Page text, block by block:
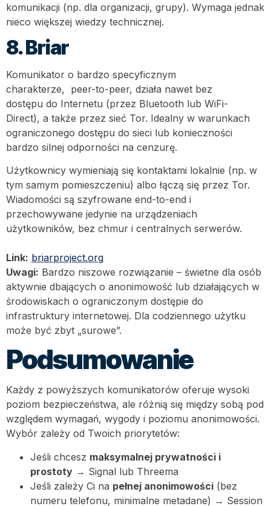
komunikacji (np. dla organizacji, grupy). Wymaga jednak
nieco większej wiedzy technicznej.
8. Briar
Komunikator o bardzo specyficznym
charakterze, peer-to-peer, działa nawet bez
dostępu do Internetu (przez Bluetooth lub WiFi-
Direct), a także przez sieć Tor. Idealny w warunkach
ograniczonego dostępu do sieci lub konieczności
bardzo silnej odporności na cenzurę.
Użytkownicy wymieniają się kontaktami lokalnie (np. w
tym samym pomieszczeniu) albo łączą się przez Tor.
Wiadomości są szyfrowane end-to-end i
przechowywane jedynie na urządzeniach
użytkowników, bez chmur i centralnych serwerów.
Link: briarproject.org
Uwagi: Bardzo niszowe rozwiązanie – świetne dla osób
aktywnie dbających o anonimowość lub działających w
środowiskach o ograniczonym dostępie do
infrastruktury internetowej. Dla codziennego użytku
może być zbyt „surowe”.
Podsumowanie
Każdy z powyższych komunikatorów oferuje wysoki
poziom bezpieczeństwa, ale różnią się między sobą pod
względem wymagań, wygody i poziomu anonimowości.
Wybór zależy od Twoich priorytetów:
Jeśli chcesz maksymalnej prywatności i
prostoty → Signal lub Threema
Jeśli zależy Ci na pełnej anonimowości (bez
numeru telefonu, minimalne metadane) → Session